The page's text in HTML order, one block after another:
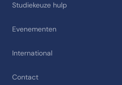
Studiekeuze hulp
Evenementen
International
Contact